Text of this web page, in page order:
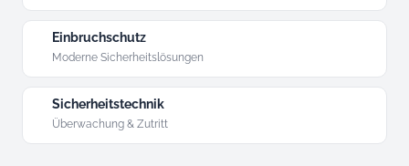
Einbruchschutz
Moderne Sicherheitslösungen
Sicherheitstechnik
Überwachung & Zutritt